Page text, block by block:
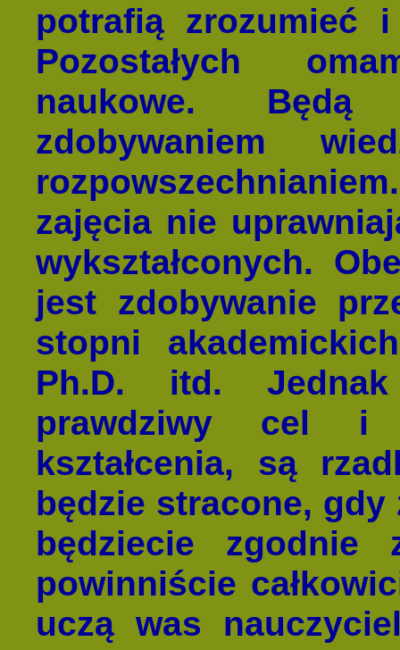
potrafią
Pozostałych
naukowe. Będą
zdobywaniem
zajęcia nie
wykształconych.
jest zdobywanie
stopni
Ph.D. itd.
prawdziwy cel i
kształcenia, są
będzie stracone,
będziecie zgodnie
powinniście
uczą was